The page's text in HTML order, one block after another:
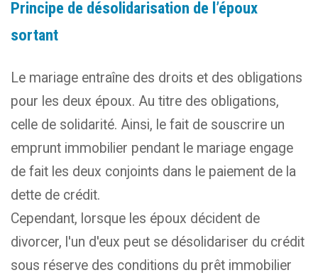
Principe de désolidarisation de l’époux
sortant
Le mariage entraîne des droits et des obligations
pour les deux époux. Au titre des obligations,
celle de solidarité. Ainsi, le fait de souscrire un
emprunt immobilier pendant le mariage engage
de fait les deux conjoints dans le paiement de la
dette de crédit.
Cependant, lorsque les époux décident de
divorcer, l'un d'eux peut se désolidariser du crédit
sous réserve des conditions du prêt immobilier